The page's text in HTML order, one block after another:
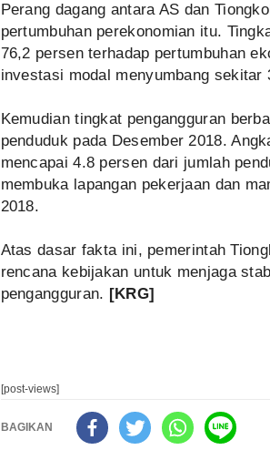
Perang dagang antara AS dan
pertumbuhan perekonomian itu.
76,2 persen terhadap pertumbuhan
investasi modal menyumbang sekitar
Kemudian tingkat pengangguran
penduduk pada Desember 2018.
mencapai 4.8 persen dari jumlah
membuka lapangan pekerjaan dan
2018.
Atas dasar fakta ini, pemerintah
rencana kebijakan untuk menjaga
pengangguran. [KRG]
[post-views]
BAGIKAN